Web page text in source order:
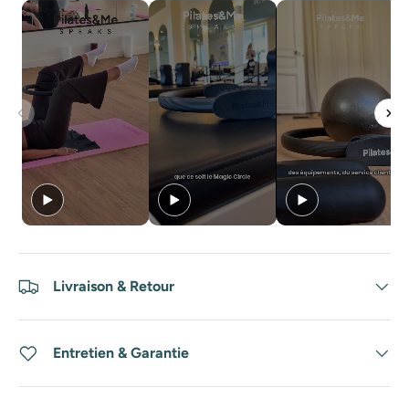
Livraison & Retour
Entretien & Garantie